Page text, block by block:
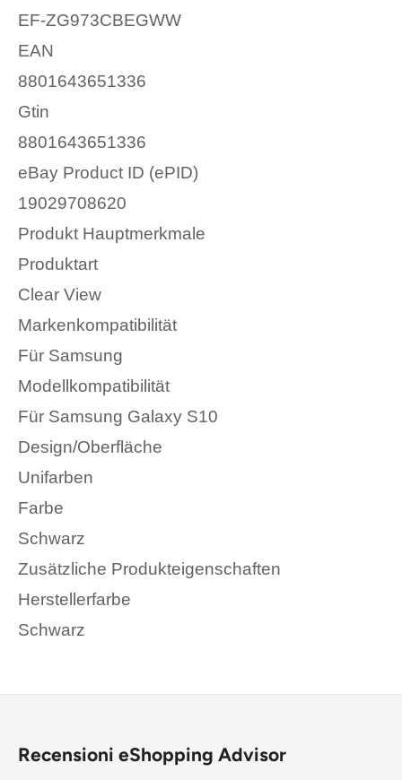
EF-ZG973CBEGWW
EAN
8801643651336
Gtin
8801643651336
eBay Product ID (ePID)
19029708620
Produkt Hauptmerkmale
Produktart
Clear View
Markenkompatibilität
Für Samsung
Modellkompatibilität
Für Samsung Galaxy S10
Design/Oberfläche
Unifarben
Farbe
Schwarz
Zusätzliche Produkteigenschaften
Herstellerfarbe
Schwarz
Recensioni eShopping Advisor